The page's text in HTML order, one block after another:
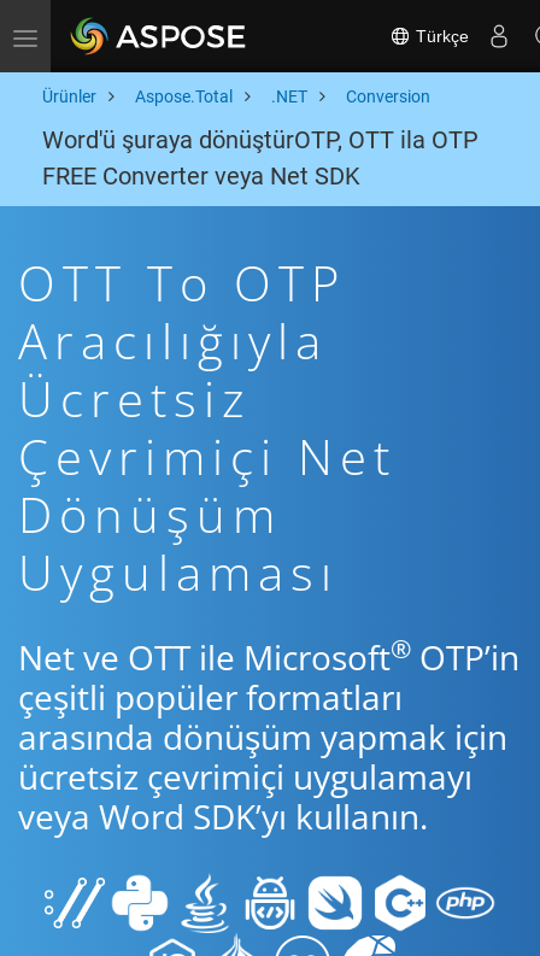
Toggle navigation Türkçe
Ürünler Aspose.Total .NET Conversion
Word'ü şuraya dönüştürOTP, OTT ila OTP
FREE Converter veya Net SDK
OTT To OTP
Aracılığıyla
Ücretsiz
Çevrimiçi Net
Dönüşüm
Uygulaması
Net ve OTT ile Microsoft® OTP’in
çeşitli popüler formatları
arasında dönüşüm yapmak için
ücretsiz çevrimiçi uygulamayı
veya Word SDK’yı kullanın.